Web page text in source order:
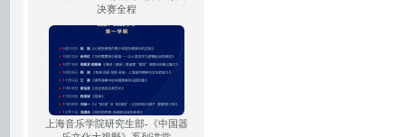
决赛全程
上海音乐学院研究生部-《中国器